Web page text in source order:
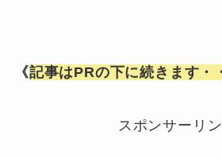
《記事はPRの下に続きます・
スポンサーリ